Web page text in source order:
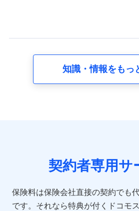
の内容、保険料、保険料のお支払
走行距離などの情報、建物の構造
険契約に関する情報。例として、
者の氏名、住所、生年月日、性別
報、建物の構造や築年数などの情
齢などの情報などが含まれます。
知識・情報をもっ
契約者専用サ
保険料は保険会社直接の契約でも
です。 それなら特典が付くドコモ